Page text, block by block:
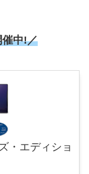
中!／
・エディショ